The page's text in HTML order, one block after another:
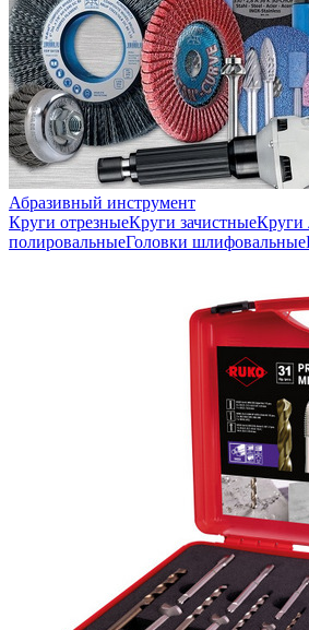
Абразивный инструмент
Круги отрезныеКруги зачистныеКруги
полировальныеГоловки шлифовальные